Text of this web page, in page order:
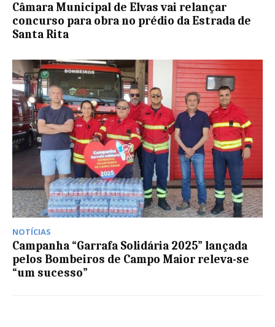
Câmara Municipal de Elvas vai relançar
concurso para obra no prédio da Estrada de
Santa Rita
NOTÍCIAS
Campanha “Garrafa Solidária 2025” lançada
pelos Bombeiros de Campo Maior releva-se
“um sucesso”